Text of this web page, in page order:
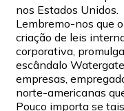
nos Estados Unidos.
Lembremo-nos que
criação de leis
corporativa,
escândalo
empresas,
norte-americanas
Pouco importa se